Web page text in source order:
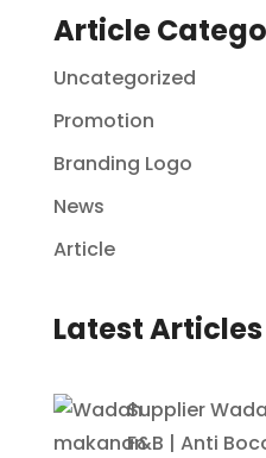
Article
Uncategorized
Promotion
Branding Logo
News
Article
Latest Articles
Supplier
F&B | Anti